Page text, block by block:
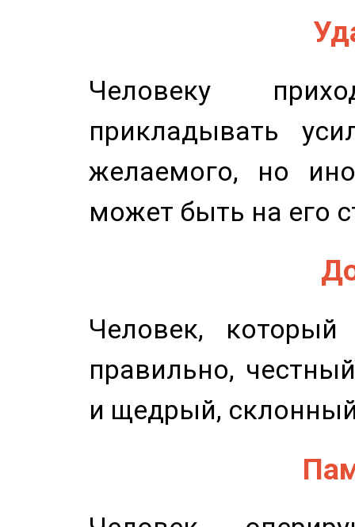
Человеку
прикладывать
желаемого, но
может быть на его
Человек,
правильно,
и щедрый,